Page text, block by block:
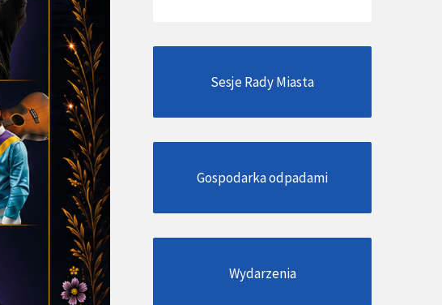
Sesje Rady Miasta
Gospodarka odpadami
Wydarzenia